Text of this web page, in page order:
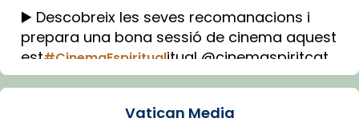
▶️ Descobreix les seves recomanacions i
prepara una bona sessió de cinema aquest
est#CinemaEspiritualitual @cinemaspiritcat
Imatge: Generada amb IA (OpenAI)
Vatican Media